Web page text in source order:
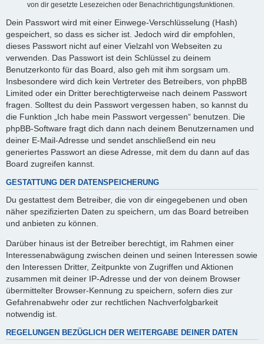
von dir gesetzte Lesezeichen oder Benachrichtigungsfunktionen.
Dein Passwort wird mit einer Einwege-Verschlüsselung (Hash)
gespeichert, so dass es sicher ist. Jedoch wird dir empfohlen,
dieses Passwort nicht auf einer Vielzahl von Webseiten zu
verwenden. Das Passwort ist dein Schlüssel zu deinem
Benutzerkonto für das Board, also geh mit ihm sorgsam um.
Insbesondere wird dich kein Vertreter des Betreibers, von phpBB
Limited oder ein Dritter berechtigterweise nach deinem Passwort
fragen. Solltest du dein Passwort vergessen haben, so kannst du
die Funktion „Ich habe mein Passwort vergessen“ benutzen. Die
phpBB-Software fragt dich dann nach deinem Benutzernamen und
deiner E-Mail-Adresse und sendet anschließend ein neu
generiertes Passwort an diese Adresse, mit dem du dann auf das
Board zugreifen kannst.
GESTATTUNG DER DATENSPEICHERUNG
Du gestattest dem Betreiber, die von dir eingegebenen und oben
näher spezifizierten Daten zu speichern, um das Board betreiben
und anbieten zu können.
Darüber hinaus ist der Betreiber berechtigt, im Rahmen einer
Interessenabwägung zwischen deinen und seinen Interessen sowie
den Interessen Dritter, Zeitpunkte von Zugriffen und Aktionen
zusammen mit deiner IP-Adresse und der von deinem Browser
übermittelter Browser-Kennung zu speichern, sofern dies zur
Gefahrenabwehr oder zur rechtlichen Nachverfolgbarkeit
notwendig ist.
REGELUNGEN BEZÜGLICH DER WEITERGABE DEINER DATEN